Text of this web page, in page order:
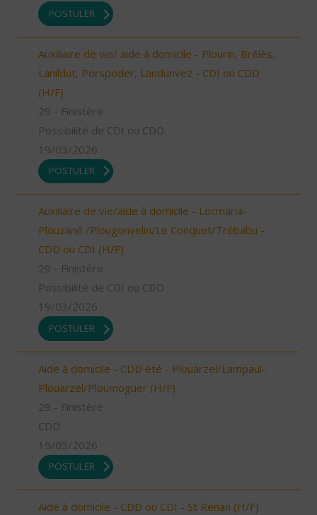
POSTULER
Auxiliaire de vie/ aide à domicile - Plourin, Brélès,
Lanildut, Porspoder, Landunvez - CDI ou CDD
(H/F)
29 - Finistère
Possibilité de CDI ou CDD
19/03/2026
POSTULER
Auxiliaire de vie/aide à domicile - Locmaria-
Plouzané /Plougonvelin/Le Conquet/Trébabu -
CDD ou CDI (H/F)
29 - Finistère
Possibilité de CDI ou CDD
19/03/2026
POSTULER
Aide à domicile - CDD été - Plouarzel/Lampaul-
Plouarzel/Ploumoguer (H/F)
29 - Finistère
CDD
19/03/2026
POSTULER
Aide à domicile - CDD ou CDI - St Renan (H/F)